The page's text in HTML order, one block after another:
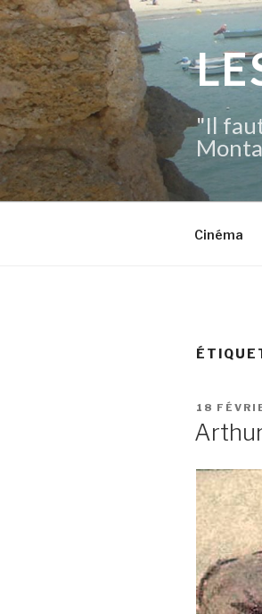
Aller
au
contenu
principal
"Il
Cinéma
PUBLIÉ
18